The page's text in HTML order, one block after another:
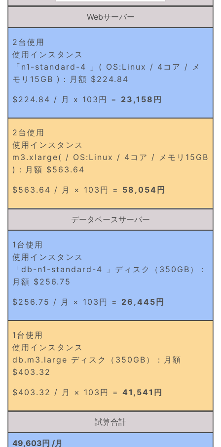
Webサーバー
2台使用
使用インスタンス
「n1-standard-4 」( OS:Linux / 4コア / メ
モリ15GB )：月額 $224.84
$224.84 / 月 x 103円 = 23,158円
2台使用
使用インスタンス
m3.xlarge( / OS:Linux / 4コア / メモリ15GB
)：月額 $563.64
$563.64 / 月 × 103円 = 58,054円
データベースサーバー
1台使用
使用インスタンス
「db-n1-standard-4 」ディスク（350GB）：
月額 $256.75
$256.75 / 月 × 103円 = 26,445円
1台使用
使用インスタンス
db.m3.large ディスク（350GB）：月額
$403.32
$403.32 / 月 × 103円 = 41,541円
試算合計
49,603円 /月